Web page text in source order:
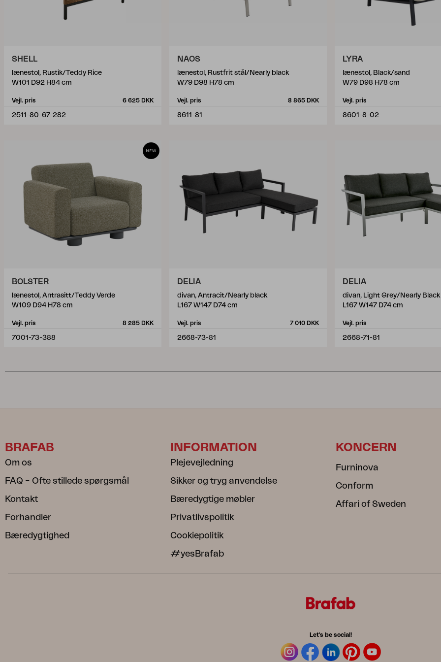
SHELL
lænestol, Rustik/Teddy Rice
W101 D92 H84 cm
Vejl. pris 6 625 DKK
2511-80-67-282
NAOS
lænestol, Rustfrit stål/Nearly black
W79 D98 H78 cm
Vejl. pris 8 865 DKK
8611-81
LYRA
lænestol, Black/sand
W79 D98 H78 cm
Vejl. pris
8601-8-02
BOLSTER
lænestol, Antrasitt/Teddy Verde
W109 D94 H78 cm
Vejl. pris 8 285 DKK
7001-73-388
DELIA
divan, Antracit/Nearly black
L167 W147 D74 cm
Vejl. pris 7 010 DKK
2668-73-81
DELIA
divan, Light Grey/Nearly Black
L167 W147 D74 cm
Vejl. pris
2668-71-81
BRAFAB
Om os
FAQ – Ofte stillede spørgsmål
Kontakt
Forhandler
Bæredygtighed
INFORMATION
Plejevejledning
Sikker og tryg anvendelse
Bæredygtige møbler
Privatlivspolitik
Cookiepolitik
#yesBrafab
KONCERN
Furninova
Conform
Affari of Sweden
Let's be social!